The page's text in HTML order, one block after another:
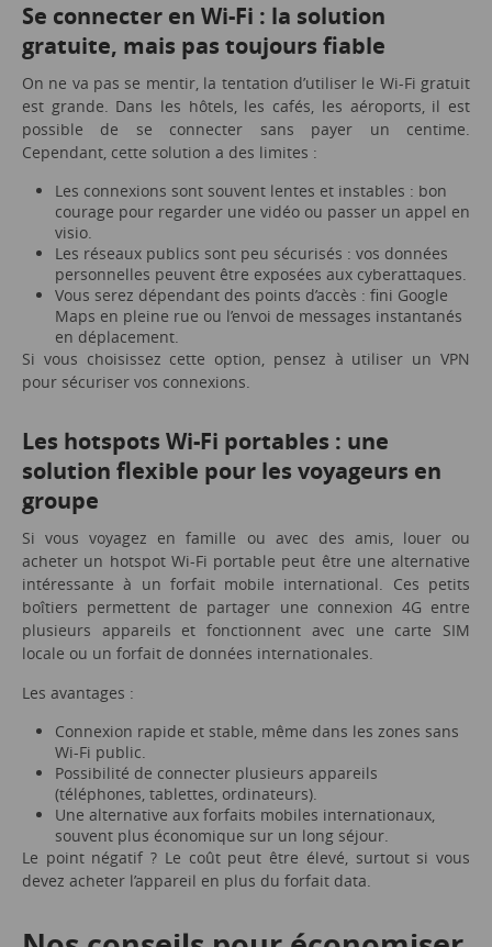
Se connecter en Wi-Fi : la solution
gratuite, mais pas toujours fiable
On ne va pas se mentir, la tentation d’utiliser le Wi-Fi gratuit
est grande. Dans les hôtels, les cafés, les aéroports, il est
possible de se connecter sans payer un centime.
Cependant, cette solution a des limites :
Les connexions sont souvent lentes et instables : bon
courage pour regarder une vidéo ou passer un appel en
visio.
Les réseaux publics sont peu sécurisés : vos données
personnelles peuvent être exposées aux cyberattaques.
Vous serez dépendant des points d’accès : fini Google
Maps en pleine rue ou l’envoi de messages instantanés
en déplacement.
Si vous choisissez cette option, pensez à utiliser un VPN
pour sécuriser vos connexions.
Les hotspots Wi-Fi portables : une
solution flexible pour les voyageurs en
groupe
Si vous voyagez en famille ou avec des amis, louer ou
acheter un hotspot Wi-Fi portable peut être une alternative
intéressante à un forfait mobile international. Ces petits
boîtiers permettent de partager une connexion 4G entre
plusieurs appareils et fonctionnent avec une carte SIM
locale ou un forfait de données internationales.
Les avantages :
Connexion rapide et stable, même dans les zones sans
Wi-Fi public.
Possibilité de connecter plusieurs appareils
(téléphones, tablettes, ordinateurs).
Une alternative aux forfaits mobiles internationaux,
souvent plus économique sur un long séjour.
Le point négatif ? Le coût peut être élevé, surtout si vous
devez acheter l’appareil en plus du forfait data.